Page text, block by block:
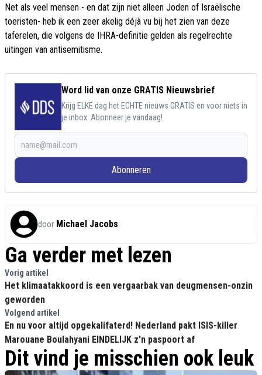
Net als veel mensen - en dat zijn niet alleen Joden of Israëlische
toeristen- heb ik een zeer akelig déjà vu bij het zien van deze
taferelen, die volgens de IHRA-definitie gelden als regelrechte
uitingen van antisemitisme.
Word lid van onze GRATIS Nieuwsbrief
Krijg ELKE dag het ECHTE nieuws GRATIS en voor niets in
je inbox. Abonneer je vandaag!
Abonneren
door Michael Jacobs
Ga verder met lezen
Vorig artikel
Het klimaatakkoord is een vergaarbak van deugmensen-onzin
geworden
Volgend artikel
En nu voor altijd opgekalifaterd! Nederland pakt ISIS-killer
Marouane Boulahyani EINDELIJK z'n paspoort af
Dit vind je misschien ook leuk